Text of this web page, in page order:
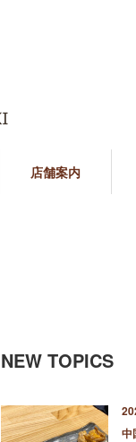
店舗案内
NEW TOPICS
中